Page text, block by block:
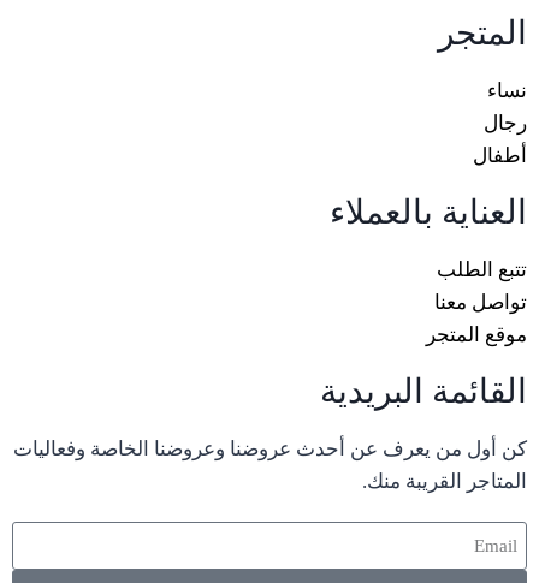
المتجر
نساء
رجال
أطفال
العناية بالعملاء
تتبع الطلب
تواصل معنا
موقع المتجر
القائمة البريدية
كن أول من يعرف عن أحدث عروضنا وعروضنا الخاصة وفعاليات
المتاجر القريبة منك.